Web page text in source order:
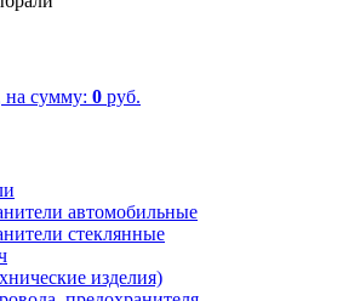
на сумму: 0 руб.
автомобильные
стеклянные
изделия)